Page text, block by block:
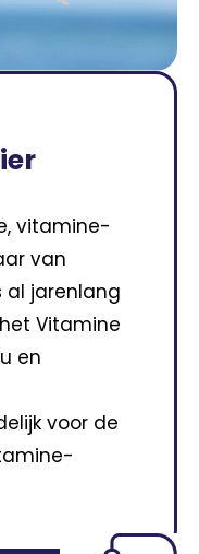
vitamine-
van
al jarenlang
Vitamine
en
voor de